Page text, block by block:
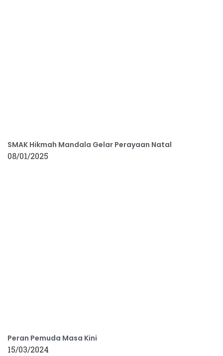
SMAK Hikmah Mandala Gelar Perayaan Natal
08/01/2025
Peran Pemuda Masa Kini
15/03/2024